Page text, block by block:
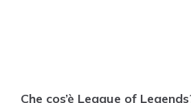
Che cos’è League of